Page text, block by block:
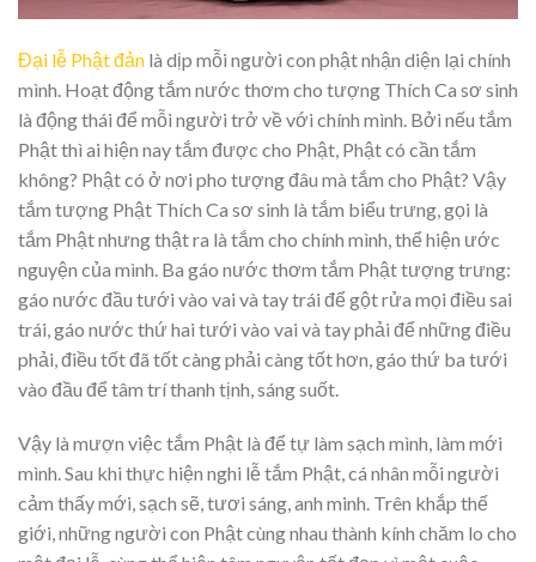
Đại lễ Phật đản là dịp mỗi người con phật nhận diện lại chính
mình. Hoạt động tắm nước thơm cho tượng Thích Ca sơ sinh
là động thái để mỗi người trở về với chính mình. Bởi nếu tắm
Phật thì ai hiện nay tắm được cho Phật, Phật có cần tắm
không? Phật có ở nơi pho tượng đâu mà tắm cho Phật? Vậy
tắm tượng Phật Thích Ca sơ sinh là tắm biểu trưng, gọi là
tắm Phật nhưng thật ra là tắm cho chính mình, thể hiện ước
nguyện của mình. Ba gáo nước thơm tắm Phật tượng trưng:
gáo nước đầu tưới vào vai và tay trái để gột rửa mọi điều sai
trái, gáo nước thứ hai tưới vào vai và tay phải để những điều
phải, điều tốt đã tốt càng phải càng tốt hơn, gáo thứ ba tưới
vào đầu để tâm trí thanh tịnh, sáng suốt.
Vậy là mượn việc tắm Phật là để tự làm sạch mình, làm mới
mình. Sau khi thực hiện nghi lễ tắm Phật, cá nhân mỗi người
cảm thấy mới, sạch sẽ, tươi sáng, anh minh. Trên khắp thế
giới, những người con Phật cùng nhau thành kính chăm lo cho